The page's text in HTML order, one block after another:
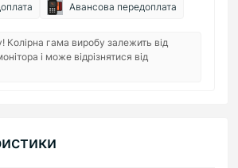
Авансова передоплата
Колірна гама виробу залежить від
і може відрізнятися від